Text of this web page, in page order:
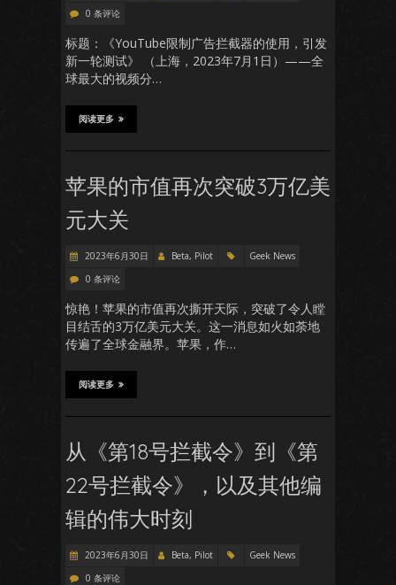
0 条评论
标题：《YouTube限制广告拦截器的使用，引发
新一轮测试》 （上海，2023年7月1日）——全
球最大的视频分…
阅读更多
苹果的市值再次突破3万亿美
元大关
2023年6月30日 Beta, Pilot
Geek News
0 条评论
惊艳！苹果的市值再次撕开天际，突破了令人瞠
目结舌的3万亿美元大关。这一消息如火如荼地
传遍了全球金融界。苹果，作…
阅读更多
从《第18号拦截令》到《第
22号拦截令》，以及其他编
辑的伟大时刻
2023年6月30日 Beta, Pilot
Geek News
0 条评论